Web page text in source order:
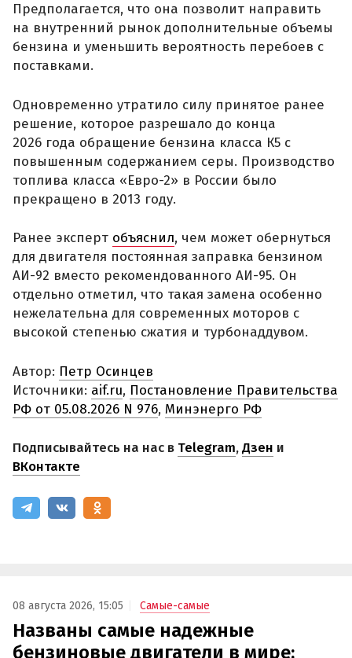
Предполагается, что она позволит направить
на внутренний рынок дополнительные объемы
бензина и уменьшить вероятность перебоев с
поставками.
Одновременно утратило силу принятое ранее
решение, которое разрешало до конца
2026 года обращение бензина класса К5 с
повышенным содержанием серы. Производство
топлива класса «Евро-2» в России было
прекращено в 2013 году.
Ранее эксперт объяснил, чем может обернуться
для двигателя постоянная заправка бензином
АИ-92 вместо рекомендованного АИ-95. Он
отдельно отметил, что такая замена особенно
нежелательна для современных моторов с
высокой степенью сжатия и турбонаддувом.
Автор: Петр Осинцев
Источники: aif.ru, Постановление Правительства
РФ от 05.08.2026 N 976, Минэнерго РФ
Подписывайтесь на нас в Telegram,Дзен и
ВКонтакте
08 августа 2026, 15:05 Самые-самые
Названы самые надежные
бензиновые двигатели в мире: